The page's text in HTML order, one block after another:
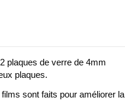
plaques de verre de 4mm
plaques.
sont faits pour améliorer la